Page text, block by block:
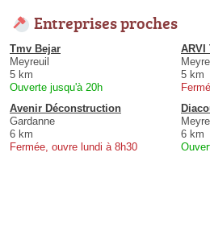
Entreprises proches
Tmv Bejar
Meyreuil
5 km
Ouverte jusqu'à 20h
ARVI
5 km
Avenir Déconstruction
Gardanne
6 km
Fermée, ouvre lundi à 8h30
6 km